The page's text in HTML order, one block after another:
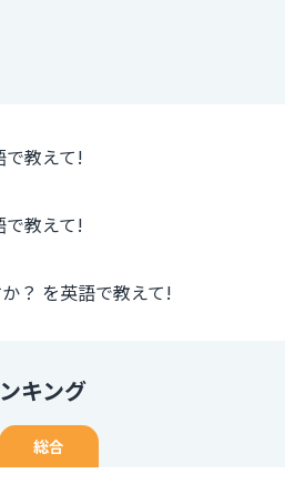
で教えて!
で教えて!
？ を英語で教えて!
キング
総合